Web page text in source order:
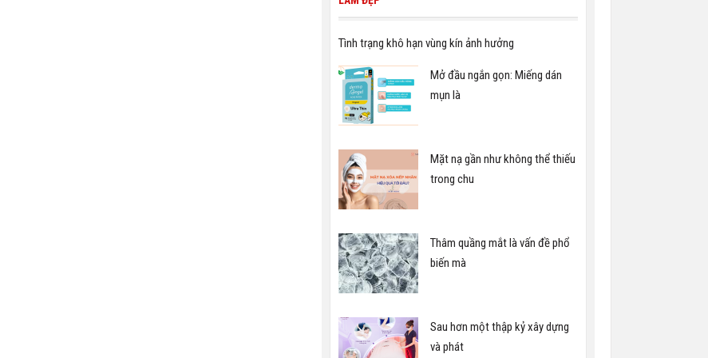
Tình trạng khô hạn vùng kín ảnh hưởng
Mở đầu ngắn gọn: Miếng dán
mụn là
Mặt nạ gần như không thể thiếu
trong chu
Thâm quầng mắt là vấn đề phổ
biến mà
Sau hơn một thập kỷ xây dựng
và phát